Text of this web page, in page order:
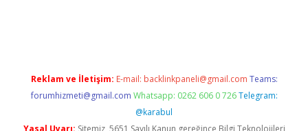
Reklam ve İletişim: E-mail: backlinkpaneli@gmail.com Teams:
forumhizmeti@gmail.com Whatsapp: 0262 606 0 726 Telegram:
@karabul
Yasal Uyarı: Sitemiz, 5651 Sayılı Kanun gereğince Bilgi Teknolojileri